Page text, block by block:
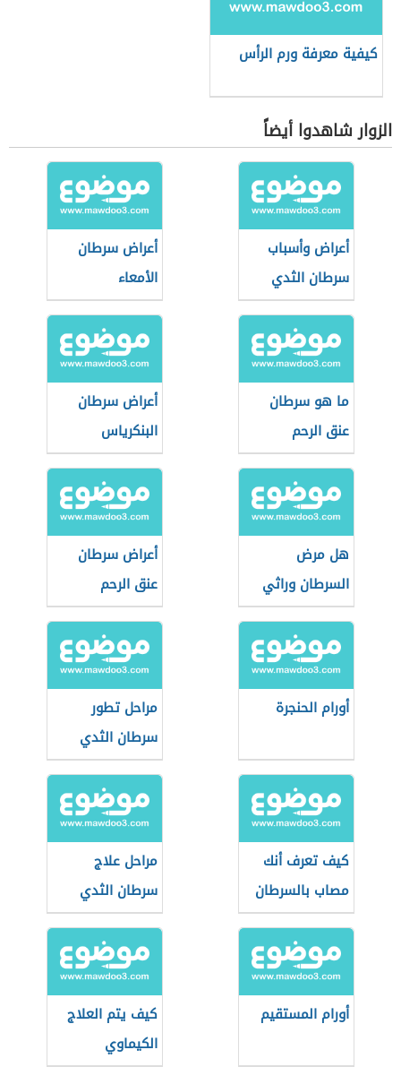
كيفية معرفة ورم الرأس
الزوار شاهدوا أيضاً
أعراض وأسباب
سرطان الثدي
أعراض سرطان
الأمعاء
ما هو سرطان
عنق الرحم
أعراض سرطان
البنكرياس
هل مرض
السرطان وراثي
أعراض سرطان
عنق الرحم
أورام الحنجرة
مراحل تطور
سرطان الثدي
كيف تعرف أنك
مصاب بالسرطان
مراحل علاج
سرطان الثدي
أورام المستقيم
كيف يتم العلاج
الكيماوي